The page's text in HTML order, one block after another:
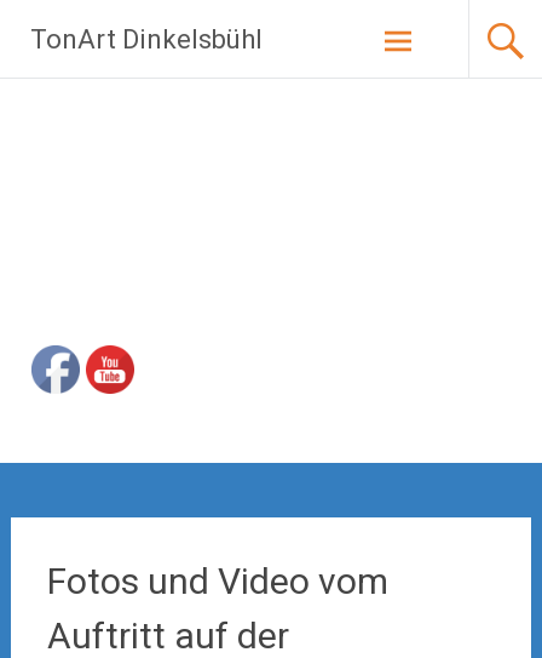
Inhalt
springen
TonArt Dinkelsbühl
Fotos und Video vom
Auftritt auf der